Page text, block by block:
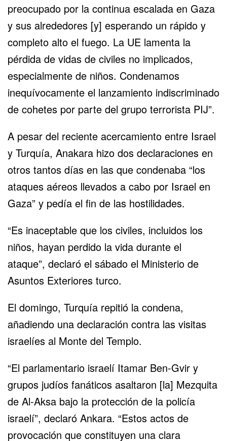
preocupado por la continua escalada en Gaza
y sus alrededores [y] esperando un rápido y
completo alto el fuego. La UE lamenta la
pérdida de vidas de civiles no implicados,
especialmente de niños. Condenamos
inequívocamente el lanzamiento indiscriminado
de cohetes por parte del grupo terrorista PIJ”.
A pesar del reciente acercamiento entre Israel
y Turquía, Anakara hizo dos declaraciones en
otros tantos días en las que condenaba “los
ataques aéreos llevados a cabo por Israel en
Gaza” y pedía el fin de las hostilidades.
“Es inaceptable que los civiles, incluidos los
niños, hayan perdido la vida durante el
ataque”, declaró el sábado el Ministerio de
Asuntos Exteriores turco.
El domingo, Turquía repitió la condena,
añadiendo una declaración contra las visitas
israelíes al Monte del Templo.
“El parlamentario israelí Itamar Ben-Gvir y
grupos judíos fanáticos asaltaron [la] Mezquita
de Al-Aksa bajo la protección de la policía
israelí”, declaró Ankara. “Estos actos de
provocación que constituyen una clara